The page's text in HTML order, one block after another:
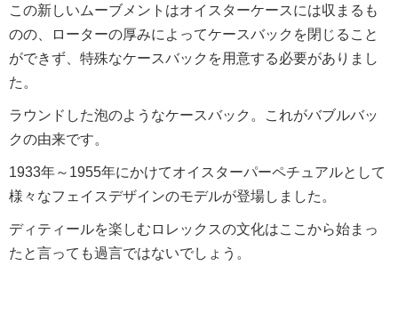
この新しいムーブメントはオイスターケースには収まるも
のの、ローターの厚みによってケースバックを閉じること
ができず、特殊なケースバックを用意する必要がありまし
た。
ラウンドした泡のようなケースバック。これがバブルバッ
クの由来です。
1933年～1955年にかけてオイスターパーペチュアルとして
様々なフェイスデザインのモデルが登場しました。
ディティールを楽しむロレックスの文化はここから始まっ
たと言っても過言ではないでしょう。